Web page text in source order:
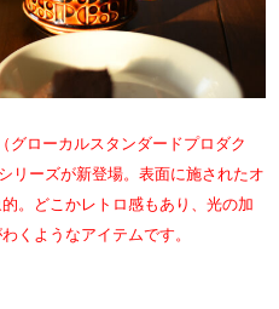
グローカルスタンダードプロダク
リーズが新登場。表面に施されたオ
。どこかレトロ感もあり、光の加
くようなアイテムです。